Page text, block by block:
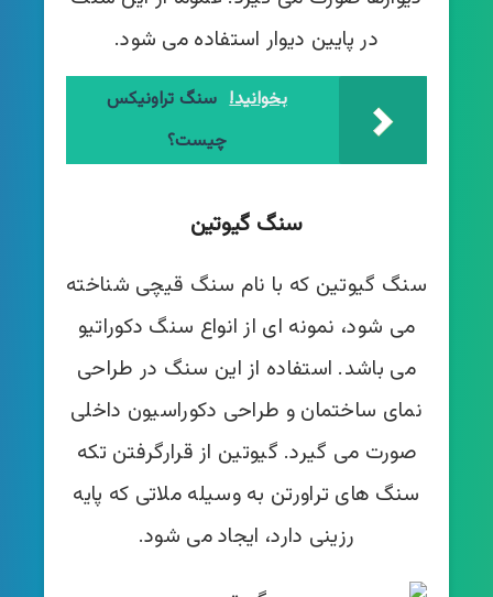
در پایین دیوار استفاده می شود.
بخوانید! سنگ تراونیکس
چیست؟
سنگ گیوتین
سنگ گیوتین که با نام سنگ قیچی شناخته
می شود، نمونه ای از انواع سنگ دکوراتیو
می باشد. استفاده از این سنگ در طراحی
نمای ساختمان و طراحی دکوراسیون داخلی
صورت می گیرد. گیوتین از قرارگرفتن تکه
سنگ های تراورتن به وسیله ملاتی که پایه
رزینی دارد، ایجاد می شود.